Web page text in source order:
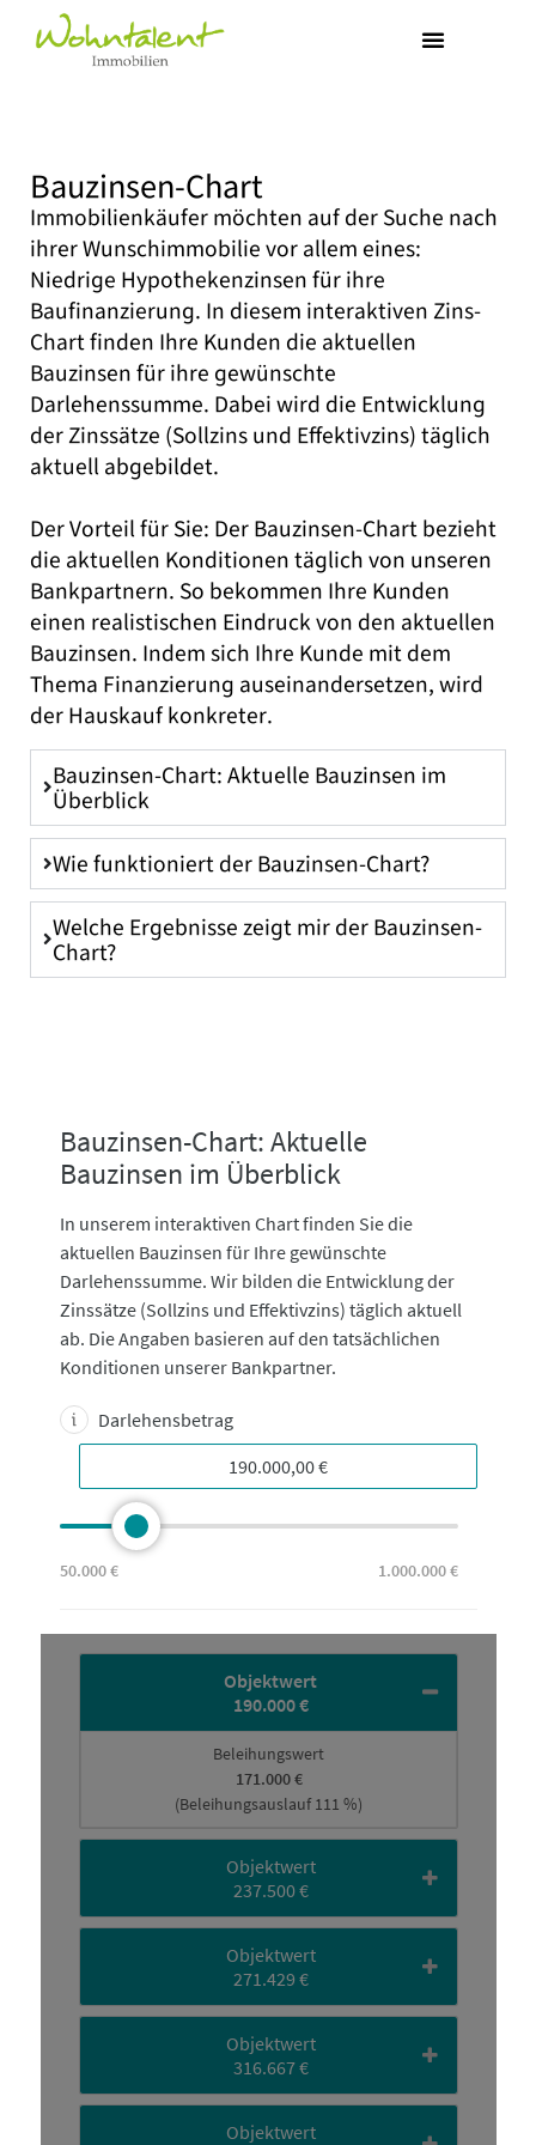
Bauzinsen-Chart
Immobilienkäufer möchten auf der Suche nach
ihrer Wunschimmobilie vor allem eines:
Niedrige Hypothekenzinsen für ihre
Baufinanzierung. In diesem interaktiven Zins-
Chart finden Ihre Kunden die aktuellen
Bauzinsen für ihre gewünschte
Darlehenssumme. Dabei wird die Entwicklung
der Zinssätze (Sollzins und Effektivzins) täglich
aktuell abgebildet.
Der Vorteil für Sie: Der Bauzinsen-Chart bezieht
die aktuellen Konditionen täglich von unseren
Bankpartnern. So bekommen Ihre Kunden
einen realistischen Eindruck von den aktuellen
Bauzinsen. Indem sich Ihre Kunde mit dem
Thema Finanzierung auseinandersetzen, wird
der Hauskauf konkreter.
Bauzinsen-Chart: Aktuelle Bauzinsen im
Überblick
Wie funktioniert der Bauzinsen-Chart?
Welche Ergebnisse zeigt mir der Bauzinsen-
Chart?